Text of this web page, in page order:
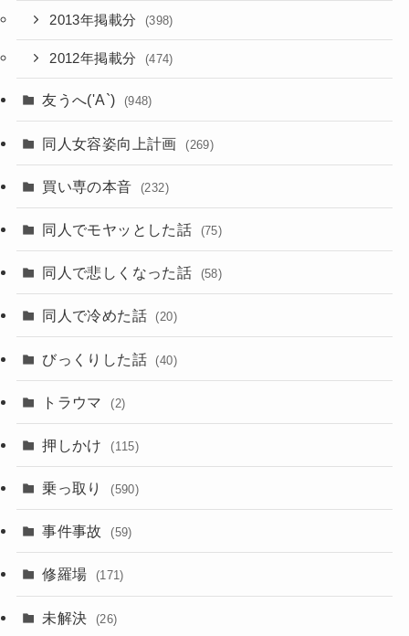
2013年掲載分 (398)
2012年掲載分 (474)
友うへ('A`) (948)
同人女容姿向上計画 (269)
買い専の本音 (232)
同人でモヤッとした話 (75)
同人で悲しくなった話 (58)
同人で冷めた話 (20)
びっくりした話 (40)
トラウマ (2)
押しかけ (115)
乗っ取り (590)
事件事故 (59)
修羅場 (171)
未解決 (26)